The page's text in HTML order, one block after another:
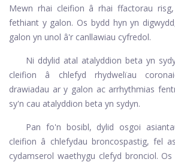
Mewn rhai cleifion â rhai ffactorau
fethiant y galon. Os bydd hyn yn
galon yn unol â'r canllawiau cyfredol.
Ni ddylid atal atalyddion beta yn
cleifion â chlefyd rhydwelïau
drawiadau ar y galon ac arrhythmias
sy'n cau atalyddion beta yn sydyn.
Pan fo'n bosibl, dylid osgoi
cleifion â chlefydau broncospastig, fel
cydamserol waethygu clefyd bronciol.